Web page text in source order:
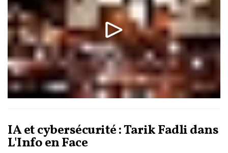
IA et cybersécurité : Tarik Fadli dans
L'Info en Face